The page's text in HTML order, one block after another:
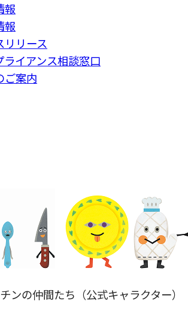
報
報
リリース
ライアンス相談窓⼝
ご案内
ンの仲間たち（公式キャラクター）